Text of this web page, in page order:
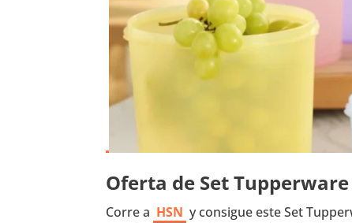
Oferta de Set Tupperware
Corre a HSN y consigue este Set